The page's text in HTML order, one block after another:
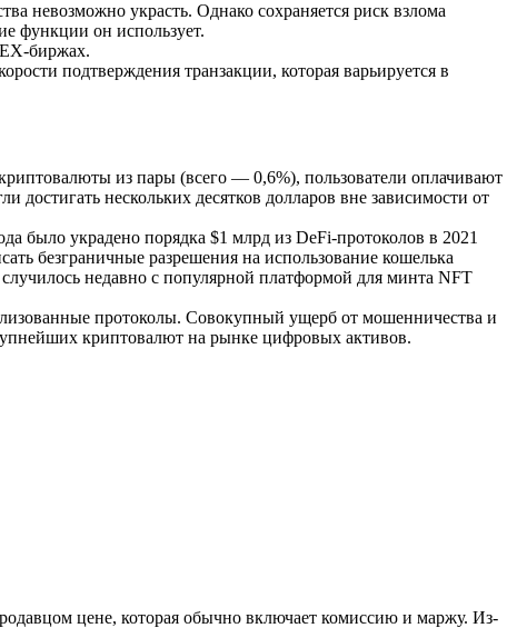
невозможно украсть. Однако сохраняется риск взлома
функции он использует.
биржах.
подтверждения транзакции, которая варьируется в
из пары (всего — 0,6%), пользователи оплачивают
нескольких десятков долларов вне зависимости от
было украдено порядка $1 млрд из DeFi-протоколов в 2021
безграничные разрешения на использование кошелька
недавно с популярной платформой для минта NFT
протоколы. Совокупный ущерб от мошенничества и
криптовалют на рынке цифровых активов.
цене, которая обычно включает комиссию и маржу. Из-